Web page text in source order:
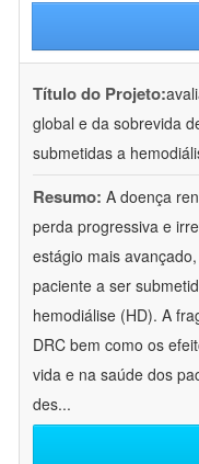
Título do Projeto:
global e da sobrevida
submetidas a
Resumo: A doença
perda progressiva e
estágio mais
paciente a ser
hemodiálise (HD). A
DRC bem como os
vida e na saúde dos
des...